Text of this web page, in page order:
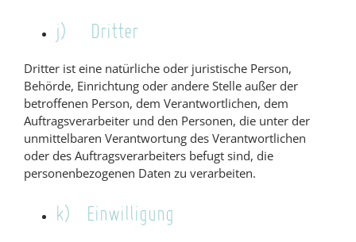
j) Dritter
Dritter ist eine natürliche oder juristische Person,
Behörde, Einrichtung oder andere Stelle außer der
betroffenen Person, dem Verantwortlichen, dem
Auftragsverarbeiter und den Personen, die unter der
unmittelbaren Verantwortung des Verantwortlichen
oder des Auftragsverarbeiters befugt sind, die
personenbezogenen Daten zu verarbeiten.
k) Einwilligung